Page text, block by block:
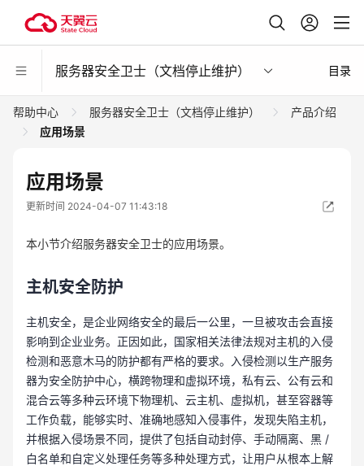
服务器安全卫士（文档停止维护） 目录
帮助中心 服务器安全卫士（文档停止维护）
产品介绍
应用场景
应用场景
更新时间 2024-04-07 11:43:18
本小节介绍服务器安全卫士的应用场景。
主机安全防护
主机安全，是企业网络安全的最后一公里，一旦被攻击会直接
影响到企业业务。正因如此，国家相关法律法规对主机的入侵
检测和恶意木马的防护都有严格的要求。入侵检测以生产服务
器为安全防护中心，横跨物理和虚拟环境，私有云、公有云和
混合云等多种云环境下物理机、云主机、虚拟机，甚至容器等
工作负载，能够实时、准确地感知入侵事件，发现失陷主机，
并根据入侵场景不同，提供了包括自动封停、手动隔离、黑 /
白名单和自定义处理任务等多种处理方式，让用户从根本上解